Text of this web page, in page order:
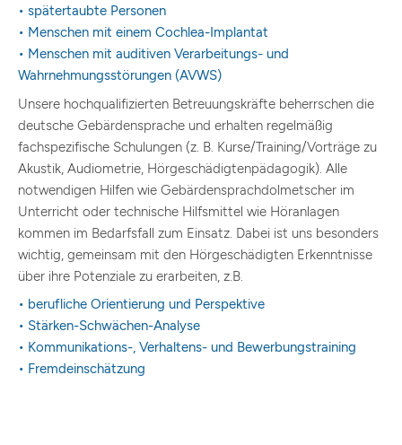
• spätertaubte Personen
• Menschen mit einem Cochlea-Implantat
• Menschen mit auditiven Verarbeitungs- und
Wahrnehmungsstörungen (AVWS)
Unsere hochqualifizierten Betreuungskräfte beherrschen die
deutsche Gebärdensprache und erhalten regelmäßig
fachspezifische Schulungen (z. B. Kurse/Training/Vorträge zu
Akustik, Audiometrie, Hörgeschädigtenpädagogik). Alle
notwendigen Hilfen wie Gebärdensprachdolmetscher im
Unterricht oder technische Hilfsmittel wie Höranlagen
kommen im Bedarfsfall zum Einsatz. Dabei ist uns besonders
wichtig, gemeinsam mit den Hörgeschädigten Erkenntnisse
über ihre Potenziale zu erarbeiten, z.B.
• berufliche Orientierung und Perspektive
• Stärken-Schwächen-Analyse
• Kommunikations-, Verhaltens- und Bewerbungstraining
• Fremdeinschätzung